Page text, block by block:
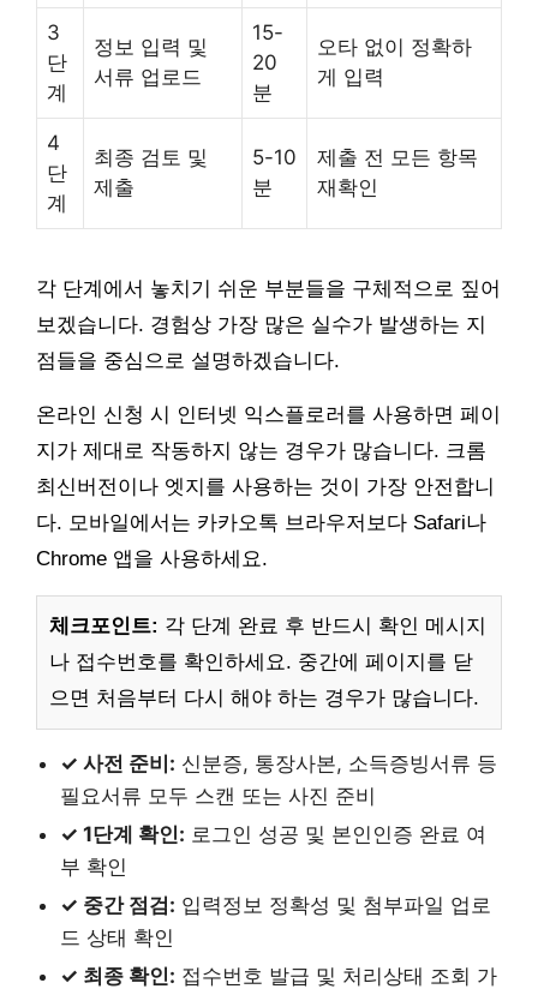
3
단
계
정보 입력 및
서류 업로드
15-
20
분
오타 없이 정확하
게 입력
4
단
계
최종 검토 및
제출
5-10
분
제출 전 모든 항목
재확인
각 단계에서 놓치기 쉬운 부분들을 구체적으로 짚어
보겠습니다. 경험상 가장 많은 실수가 발생하는 지
점들을 중심으로 설명하겠습니다.
온라인 신청 시 인터넷 익스플로러를 사용하면 페이
지가 제대로 작동하지 않는 경우가 많습니다. 크롬
최신버전이나 엣지를 사용하는 것이 가장 안전합니
다. 모바일에서는 카카오톡 브라우저보다 Safari나
Chrome 앱을 사용하세요.
체크포인트: 각 단계 완료 후 반드시 확인 메시지
나 접수번호를 확인하세요. 중간에 페이지를 닫
으면 처음부터 다시 해야 하는 경우가 많습니다.
✓ 사전 준비: 신분증, 통장사본, 소득증빙서류 등
필요서류 모두 스캔 또는 사진 준비
✓ 1단계 확인: 로그인 성공 및 본인인증 완료 여
부 확인
✓ 중간 점검: 입력정보 정확성 및 첨부파일 업로
드 상태 확인
✓ 최종 확인: 접수번호 발급 및 처리상태 조회 가